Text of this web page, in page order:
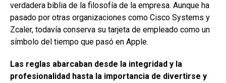
verdadera biblia de la filosofía de la empresa. Aunque ha
pasado por otras organizaciones como Cisco Systems y
Zcaler, todavía conserva su tarjeta de empleado como un
símbolo del tiempo que pasó en Apple.
Las reglas abarcaban desde la integridad y la
profesionalidad hasta la importancia de divertirse y